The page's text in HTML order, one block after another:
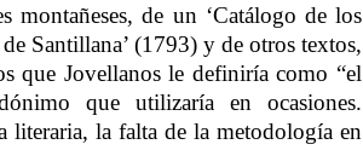
montañeses, de un ‘Catálogo de los
Santillana’ (1793) y de otros textos,
que Jovellanos le definiría como “el
que utilizaría en ocasiones.
literaria, la falta de la metodología en